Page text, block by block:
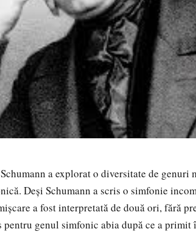
a explorat o diversitate de genuri
Deși Schumann a scris o simfonie
a fost interpretată de două ori, fără
pentru genul simfonic abia după ce a